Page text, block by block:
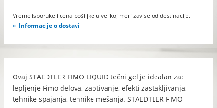
Vreme isporuke i cena pošiljke u velikoj meri zavise od destinacije.
Informacije o dostavi
Ovaj STAEDTLER FIMO LIQUID tečni gel je idealan za:
lepljenje Fimo delova, zaptivanje, efekti zastakljivanja,
tehnike spajanja, tehnike mešanja. STAEDTLER FIMO